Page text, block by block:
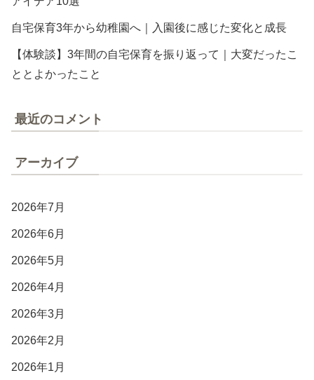
自宅保育3年から幼稚園へ｜入園後に感じた変化と成長
【体験談】3年間の自宅保育を振り返って｜大変だったこ
ととよかったこと
最近のコメント
アーカイブ
2026年7月
2026年6月
2026年5月
2026年4月
2026年3月
2026年2月
2026年1月